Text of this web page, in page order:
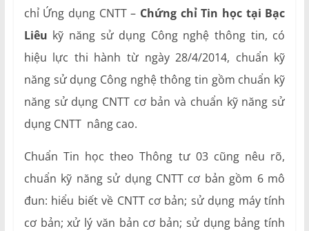
chỉ Ứng dụng CNTT – Chứng chỉ Tin học tại Bạc
Liêu kỹ năng sử dụng Công nghệ thông tin, có
hiệu lực thi hành từ ngày 28/4/2014, chuẩn kỹ
năng sử dụng Công nghệ thông tin gồm chuẩn kỹ
năng sử dụng CNTT cơ bản và chuẩn kỹ năng sử
dụng CNTT nâng cao.
Chuẩn Tin học theo Thông tư 03 cũng nêu rõ,
chuẩn kỹ năng sử dụng CNTT cơ bản gồm 6 mô
đun: hiểu biết về CNTT cơ bản; sử dụng máy tính
cơ bản; xử lý văn bản cơ bản; sử dụng bảng tính